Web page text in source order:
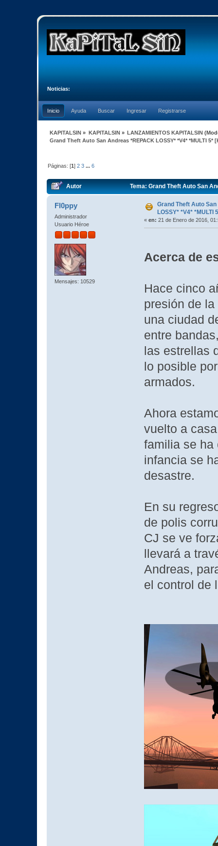
Noticias:
Inicio Ayuda Buscar Ingresar Registrarse
KAPITALSIN » KAPITALSIN» LANZAMIENTOS KAPITALSIN
Grand Theft Auto San Andreas *REPACK LOSSY* *V4* *MULTI 5*
Páginas: [1]2 3 ...6
Autor Tema: Grand Theft Auto San
veces)
Fl0ppy
Administrador
Usuario Héroe
Mensajes: 10529
Grand Theft Auto
LOSSY* *V4* *MULTI
« en: 21 de Enero de 2016,
Acerca de
Hace cinco
presión de
una ciudad
entre
las estrellas
lo posible
armados.
Ahora
vuelto a
familia se ha
infancia se
desastre.
En su
de polis
CJ se ve
llevará a
Andreas,
el control de